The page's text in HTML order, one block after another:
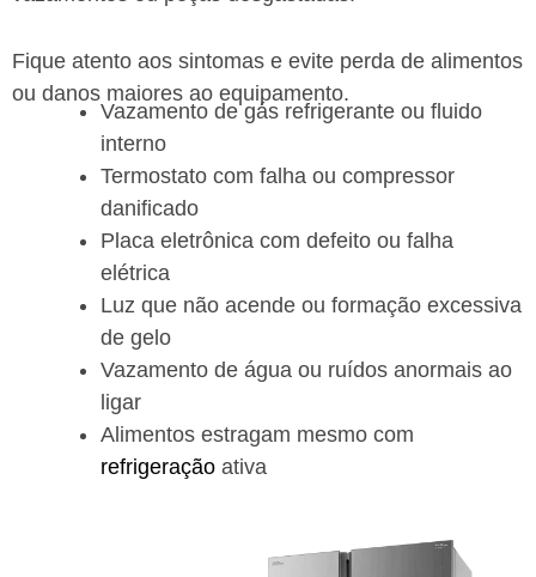
Fique atento aos sintomas e evite perda de alimentos
ou danos maiores ao equipamento.
Vazamento de gás refrigerante ou fluido
interno
Termostato com falha ou compressor
danificado
Placa eletrônica com defeito ou falha
elétrica
Luz que não acende ou formação excessiva
de gelo
Vazamento de água ou ruídos anormais ao
ligar
Alimentos estragam mesmo com
refrigeração ativa